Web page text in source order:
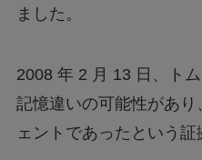
ました。
2008 年 2 月 13 日、ト
記憶違いの可能性があ
ェントであったという証